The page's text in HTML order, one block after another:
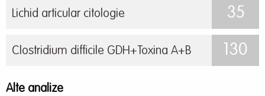
Lichid articular citologie 35
Clostridium difficile GDH+Toxina A+B 130
Alte analize